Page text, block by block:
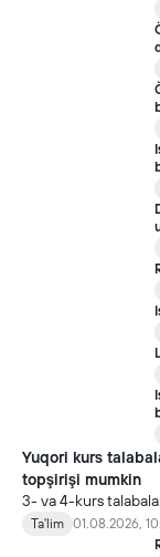
Yuqori kurs
topşirişi mumkin
3- va 4-kurs
topşirish yanada
Ta'lim 01.08.2026,